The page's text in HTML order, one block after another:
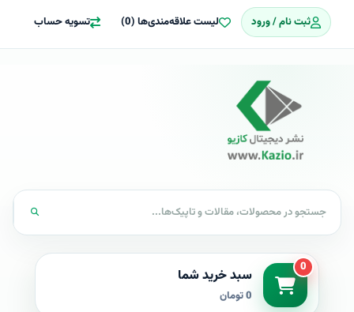
ثبت نام / ورود لیست علاقه‌مندی‌ها (0) تسویه حساب
0 سبد خرید شما
0 تومان